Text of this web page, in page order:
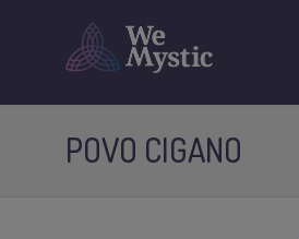
POVO CIGANO